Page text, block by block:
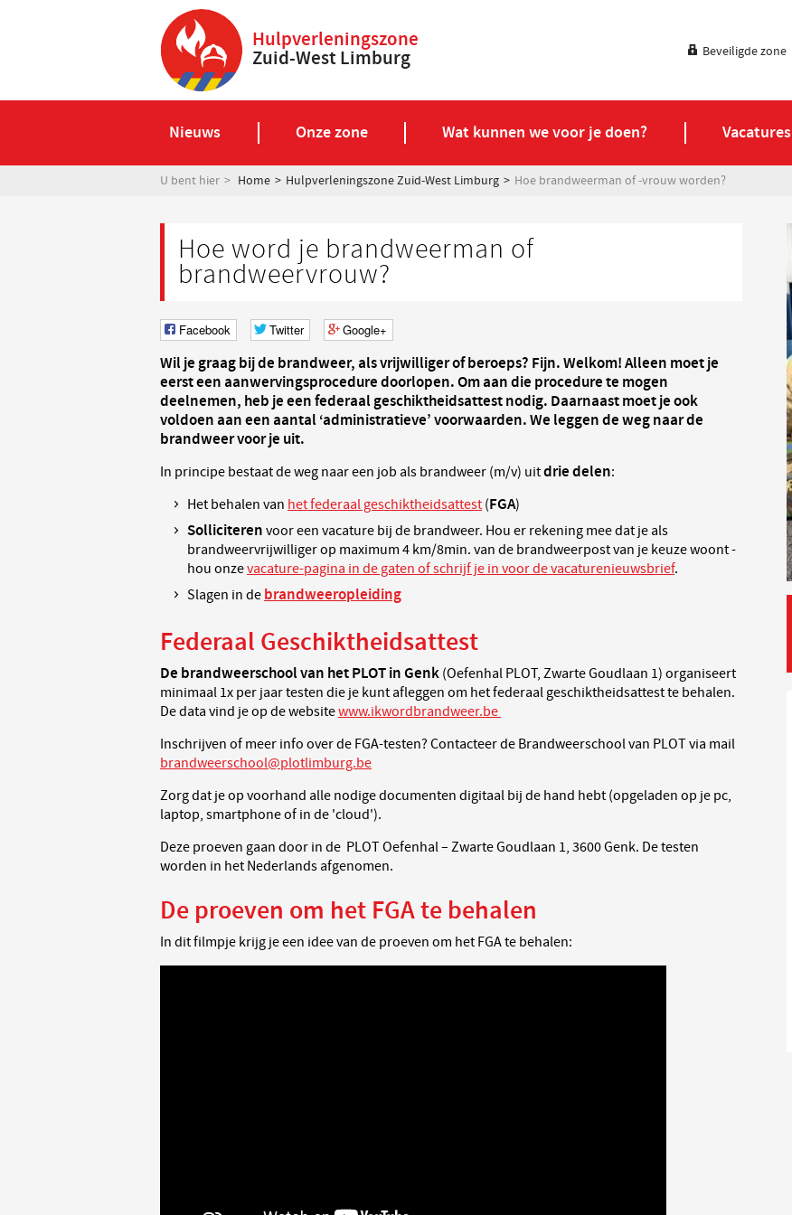
Hulpverleningszone
Zuid-West Limburg Beveiligde zone
Nieuws Onze zone Wat kunnen we voor je doen? Vacatures
U bent hier Home Hulpverleningszone Zuid-West Limburg Hoe brandweerman of -vrouw worden?
Hoe word je brandweerman of
brandweervrouw?
Facebook Twitter Google+
Wil je graag bij de brandweer, als vrijwilliger of beroeps? Fijn. Welkom! Alleen moet je
eerst een aanwervingsprocedure doorlopen. Om aan die procedure te mogen
deelnemen, heb je een federaal geschiktheidsattest nodig. Daarnaast moet je ook
voldoen aan een aantal ‘administratieve’ voorwaarden. We leggen de weg naar de
brandweer voor je uit.
In principe bestaat de weg naar een job als brandweer (m/v) uitdrie delen:
Het behalen van het federaal geschiktheidsattest (FGA)
Solliciteren voor een vacature bij de brandweer. Hou er rekening mee dat je als
brandweervrijwilliger op maximum 4 km/8min. van de brandweerpost van je keuze woont -
hou onzevacature-pagina in de gaten of schrijf je in voor de vacaturenieuwsbrief.
Slagen in de brandweeropleiding
Federaal Geschiktheidsattest
De brandweerschool van het PLOT in Genk (Oefenhal PLOT, Zwarte Goudlaan 1) organiseert
minimaal 1x per jaar testen die je kunt afleggen om het federaal geschiktheidsattest te behalen.
De data vind je op de websitewww.ikwordbrandweer.be
Inschrijven of meer info over de FGA-testen? Contacteer de Brandweerschool van PLOT via mail
brandweerschool@plotlimburg.be
Zorg dat je op voorhand alle nodige documenten digitaal bij de hand hebt (opgeladen op je pc,
laptop, smartphone of in de 'cloud').
Deze proeven gaan door in de PLOT Oefenhal – Zwarte Goudlaan 1, 3600 Genk. De testen
worden in het Nederlands afgenomen.
De proeven om het FGA te behalen
In dit filmpje krijg je een idee van de proeven om het FGA te behalen: